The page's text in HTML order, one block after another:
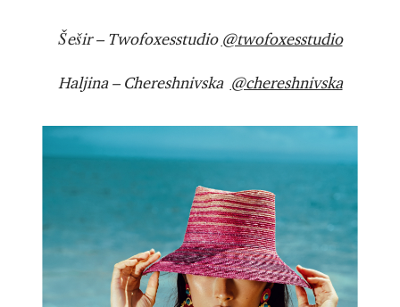
Šešir – Twofoxesstudio @twofoxesstudio
Haljina – Chereshnivska @chereshnivska